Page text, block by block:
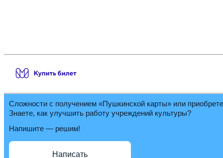
Сложности с получением «Пушкинской карты» или
Знаете, как улучшить работу учреждений культуры?
Напишите — решим!
Написать